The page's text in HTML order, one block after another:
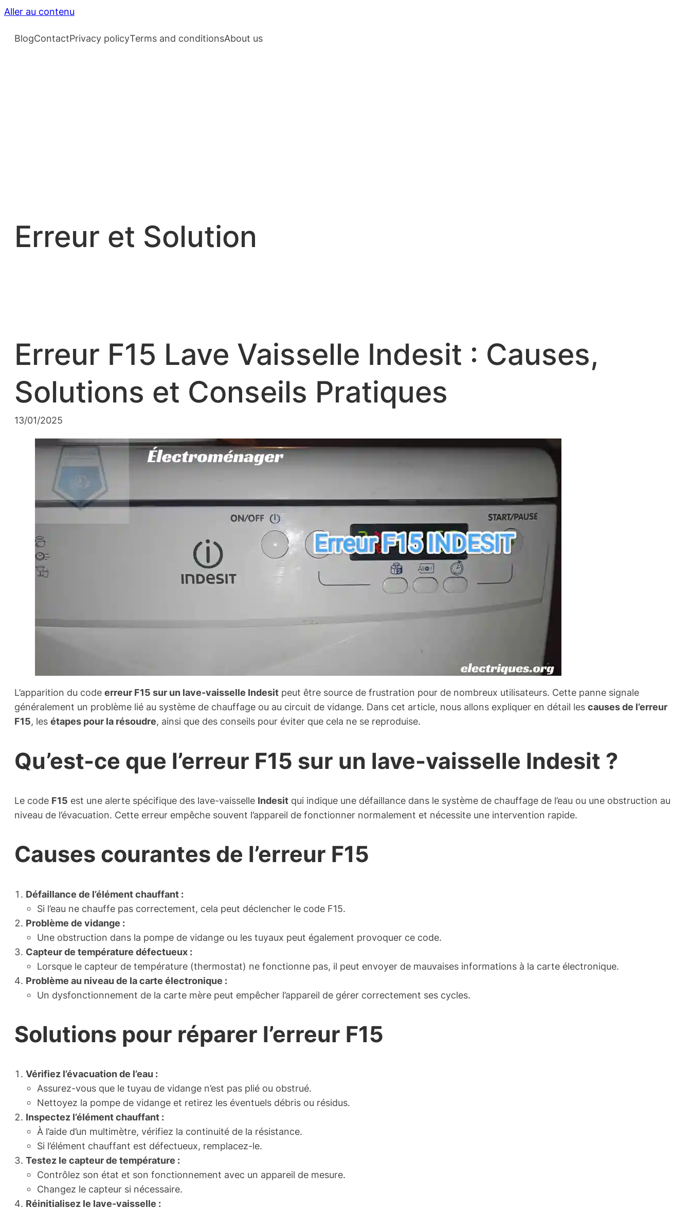
Aller au contenu
BlogContactPrivacy policyTerms and conditionsAbout us
Erreur et Solution
Erreur F15 Lave Vaisselle Indesit : Causes,
Solutions et Conseils Pratiques
13/01/2025
L’apparition du code erreur F15 sur un lave-vaisselle Indesit peut être source de frustration pour de nombreux utilisateurs. Cette panne signale
généralement un problème lié au système de chauffage ou au circuit de vidange. Dans cet article, nous allons expliquer en détail les causes de l’erreur
F15, les étapes pour la résoudre, ainsi que des conseils pour éviter que cela ne se reproduise.
Qu’est-ce que l’erreur F15 sur un lave-vaisselle Indesit ?
Le code F15 est une alerte spécifique des lave-vaisselle Indesit qui indique une défaillance dans le système de chauffage de l’eau ou une obstruction au
niveau de l’évacuation. Cette erreur empêche souvent l’appareil de fonctionner normalement et nécessite une intervention rapide.
Causes courantes de l’erreur F15
Défaillance de l’élément chauffant :
Si l’eau ne chauffe pas correctement, cela peut déclencher le code F15.
Problème de vidange :
Une obstruction dans la pompe de vidange ou les tuyaux peut également provoquer ce code.
Capteur de température défectueux :
Lorsque le capteur de température (thermostat) ne fonctionne pas, il peut envoyer de mauvaises informations à la carte électronique.
Problème au niveau de la carte électronique :
Un dysfonctionnement de la carte mère peut empêcher l’appareil de gérer correctement ses cycles.
Solutions pour réparer l’erreur F15
Vérifiez l’évacuation de l’eau :
Assurez-vous que le tuyau de vidange n’est pas plié ou obstrué.
Nettoyez la pompe de vidange et retirez les éventuels débris ou résidus.
Inspectez l’élément chauffant :
À l’aide d’un multimètre, vérifiez la continuité de la résistance.
Si l’élément chauffant est défectueux, remplacez-le.
Testez le capteur de température :
Contrôlez son état et son fonctionnement avec un appareil de mesure.
Changez le capteur si nécessaire.
Réinitialisez le lave-vaisselle :